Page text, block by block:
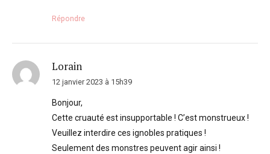
Répondre
Lorain
12 janvier 2023 à 15h39
Bonjour,
Cette cruauté est insupportable ! C’est monstrueux !
Veuillez interdire ces ignobles pratiques !
Seulement des monstres peuvent agir ainsi !